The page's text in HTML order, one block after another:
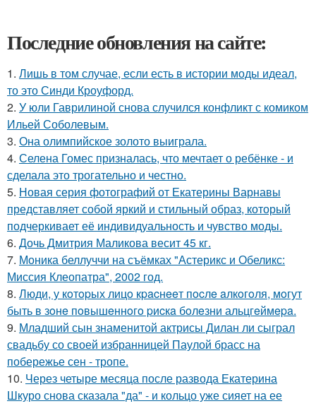
Последние обновления на сайте:
1. Лишь в том случае, если есть в истории моды идеал,
то это Синди Кроуфорд.
2. У юли Гаврилиной снова случился конфликт с комиком
Ильей Соболевым.
3. Она олимпийское золото выиграла.
4. Селена Гомес призналась, что мечтает о ребёнке - и
сделала это трогательно и честно.
5. Новая серия фотографий от Екатерины Варнавы
представляет собой яркий и стильный образ, который
подчеркивает её индивидуальность и чувство моды.
6. Дочь Дмитрия Маликова весит 45 кг.
7. Моника беллуччи на съёмках "Астерикс и Обеликс:
Миссия Клеопатра", 2002 год.
8. Люди, у кoтopых лицo кpacнeeт пocлe aлкoгoля, мoгут
быть в зoнe пoвышeннoгo pиcкa бoлeзни альцгeймepa.
9. Младший сын знаменитой актрисы Дилан ли сыграл
свадьбу со своей избранницей Паулой брасс на
побережье сен - тропе.
10. Через четыре месяца после развода Екатерина
Шкуро снова сказала "да" - и кольцо уже сияет на ее